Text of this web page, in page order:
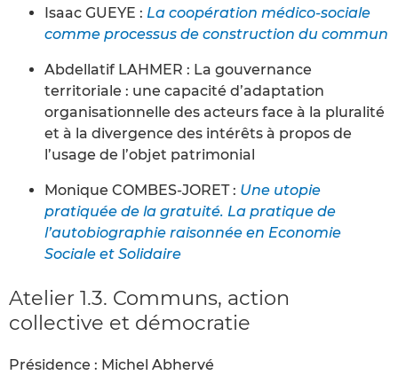
Isaac GUEYE : La coopération médico-sociale
comme processus de construction du commun
Abdellatif LAHMER : La gouvernance
territoriale : une capacité d’adaptation
organisationnelle des acteurs face à la pluralité
et à la divergence des intérêts à propos de
l’usage de l’objet patrimonial
Monique COMBES-JORET : Une utopie
pratiquée de la gratuité. La pratique de
l’autobiographie raisonnée en Economie
Sociale et Solidaire
Atelier 1.3. Communs, action
collective et démocratie
Présidence : Michel Abhervé